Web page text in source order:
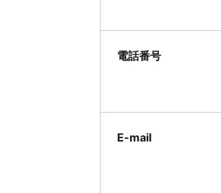
電話番号
E-mail